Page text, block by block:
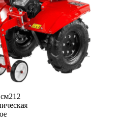
212